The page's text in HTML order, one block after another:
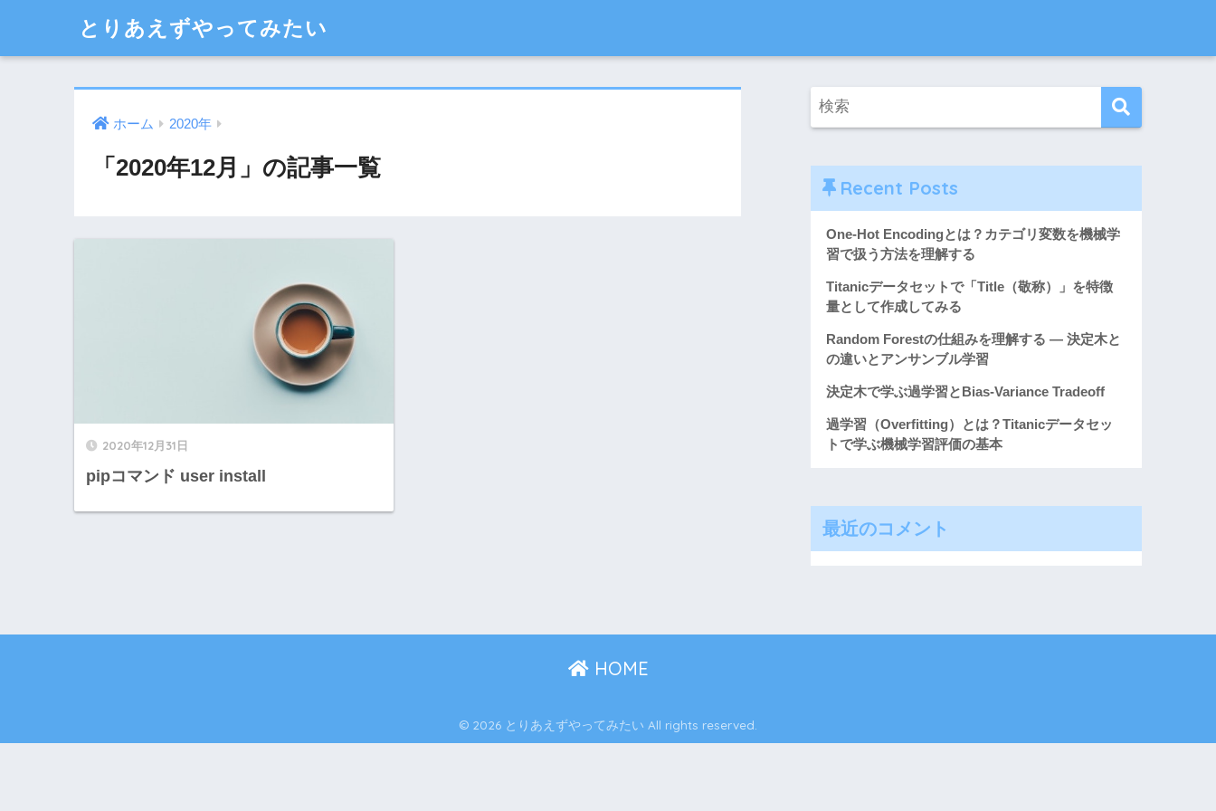
とりあえずやってみたい
ホーム 2020年
「2020年12月」の記事一覧
2020年12月31日
pipコマンド user install
Recent Posts
One-Hot Encodingとは？カテゴリ変数を機械学
習で扱う方法を理解する
Titanicデータセットで「Title（敬称）」を特徴
量として作成してみる
Random Forestの仕組みを理解する ― 決定木と
の違いとアンサンブル学習
決定木で学ぶ過学習とBias-Variance Tradeoff
過学習（Overfitting）とは？Titanicデータセッ
トで学ぶ機械学習評価の基本
最近のコメント
HOME
© 2026 とりあえずやってみたい All rights reserved.